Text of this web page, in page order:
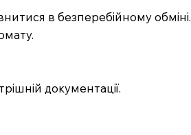
в безперебійному обміні.
документації.